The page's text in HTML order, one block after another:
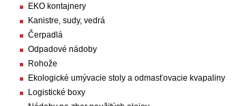
EKO kontajnery
Kanistre, sudy, vedrá
Čerpadlá
Odpadové nádoby
Rohože
Ekologické umývacie stoly a odmasťovacie kvapaliny
Logistické boxy